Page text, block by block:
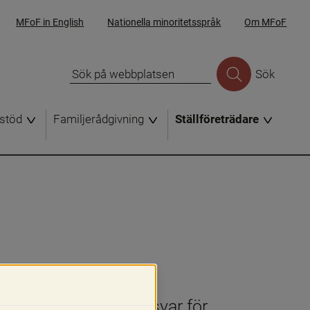
MFoF in English Nationella minoritetsspråk Om MFoF
Sök
Familjerådgivning Ställföreträdare